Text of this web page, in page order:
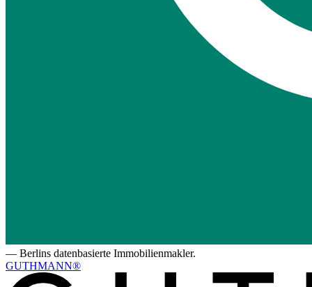
— Berlins datenbasierte Immobilienmakler.
GUTHMANN®